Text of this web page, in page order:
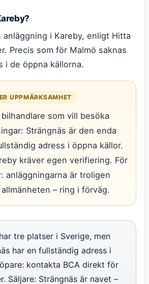
anläggning i Kareby, enligt Hitta
Precis som för Malmö saknas
i de öppna källorna.
UPPMÄRKSAMHET
som vill besöka
Strängnäs är den enda
adress i öppna källor.
kräver egen verifiering. För
anläggningarna är troligen
– ring i förväg.
tre platser i Sverige, men
har en fullständig adress i
kontakta BCA direkt för
Säljare: Strängnäs är navet –